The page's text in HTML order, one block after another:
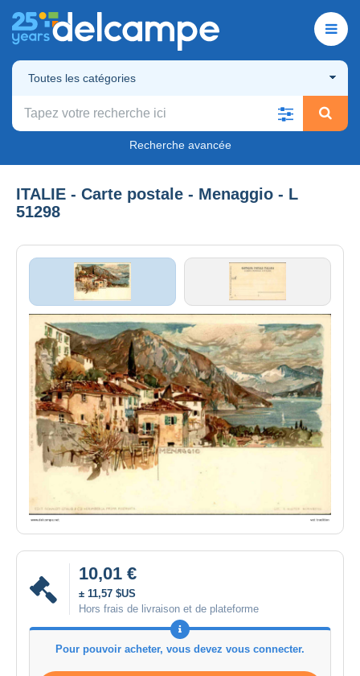
Toutes les catégories
Recherche avancée
ITALIE - Carte postale - Menaggio - L
51298
10,01 €
± 11,57 $US
Hors frais de livraison et de plateforme
Pour pouvoir acheter, vous devez vous connecter.